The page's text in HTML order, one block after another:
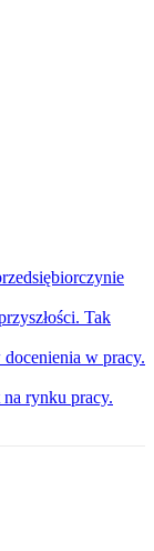
Tak
w pracy.
rynku pracy.